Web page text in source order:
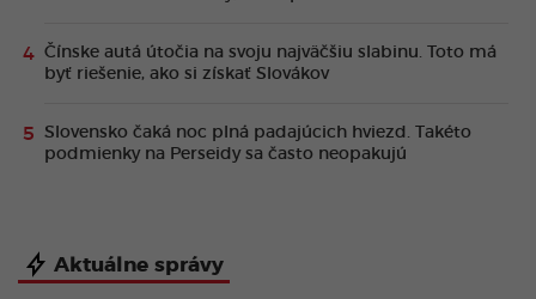
Čínske autá útočia na svoju najväčšiu slabinu. Toto má
byť riešenie, ako si získať Slovákov
Slovensko čaká noc plná padajúcich hviezd. Takéto
podmienky na Perseidy sa často neopakujú
Aktuálne správy